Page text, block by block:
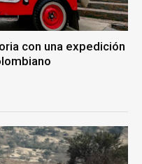
con una expedición